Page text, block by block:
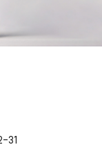
31